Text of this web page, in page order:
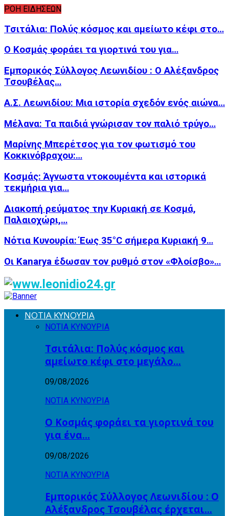
ΡΟΗ ΕΙΔΗΣΕΩΝ
Τσιτάλια: Πολύς κόσμος και αμείωτο κέφι στο…
Ο Κοσμάς φοράει τα γιορτινά του για…
Εμπορικός Σύλλογος Λεωνιδίου : Ο Αλέξανδρος
Τσουβέλας…
Α.Σ. Λεωνιδίου: Μια ιστορία σχεδόν ενός αιώνα…
Μέλανα: Τα παιδιά γνώρισαν τον παλιό τρύγο…
Μαρίνης Μπερέτσος για τον φωτισμό του
Κοκκινόβραχου:…
Κοσμάς: Άγνωστα ντοκουμέντα και ιστορικά
τεκμήρια για…
Διακοπή ρεύματος την Κυριακή σε Κοσμά,
Παλαιοχώρι,…
Νότια Κυνουρία: Έως 35°C σήμερα Κυριακή 9…
Οι Kanarya έδωσαν τον ρυθμό στον «Φλοίσβο»…
ΝΟΤΙΑ ΚΥΝΟΥΡΙΑ
ΝΟΤΙΑ ΚΥΝΟΥΡΙΑ
Τσιτάλια: Πολύς κόσμος και
αμείωτο κέφι στο μεγάλο…
09/08/2026
ΝΟΤΙΑ ΚΥΝΟΥΡΙΑ
Ο Κοσμάς φοράει τα γιορτινά του
για ένα…
09/08/2026
ΝΟΤΙΑ ΚΥΝΟΥΡΙΑ
Εμπορικός Σύλλογος Λεωνιδίου : Ο
Αλέξανδρος Τσουβέλας έρχεται…